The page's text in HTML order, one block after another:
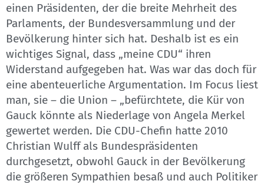
einen Präsidenten, der die breite Mehrheit des
Parlaments, der Bundesversammlung und der
Bevölkerung hinter sich hat. Deshalb ist es ein
wichtiges Signal, dass „meine CDU“ ihren
Widerstand aufgegeben hat. Was war das doch für
eine abenteuerliche Argumentation. Im Focus liest
man, sie – die Union – „befürchtete, die Kür von
Gauck könnte als Niederlage von Angela Merkel
gewertet werden. Die CDU-Chefin hatte 2010
Christian Wulff als Bundespräsidenten
durchgesetzt, obwohl Gauck in der Bevölkerung
die größeren Sympathien besaß und auch Politiker